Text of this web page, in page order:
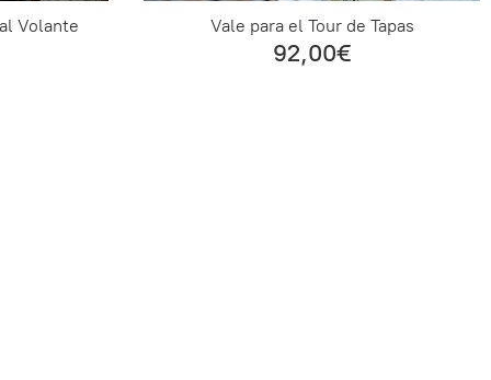
Volante Vale para el Tour de Tapas
92,00€